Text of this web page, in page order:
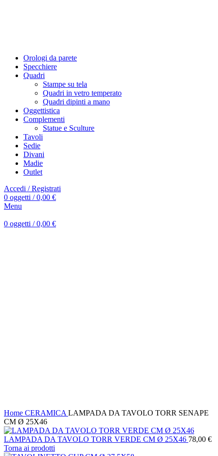
Orologi da parete
Specchiere
Quadri
Stampe su tela
Quadri in vetro temperato
Quadri dipinti a mano
Oggettistica
Complementi
Statue e Sculture
Tavoli
Sedie
Divani
Madie
Outlet
Accedi / Registrati
0 oggetti / 0,00 €
Menu
0 oggetti / 0,00 €
Home CERAMICA LAMPADA DA TAVOLO TORR SENAPE
CM Ø 25X46
LAMPADA DA TAVOLO TORR VERDE CM Ø 25X46 78,00 €
Torna ai prodotti